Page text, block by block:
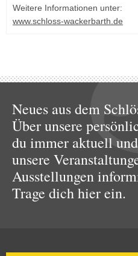
Weitere Informationen unter:
www.schloss-wackerbarth.de
Neues aus dem
Über unsere
du immer aktuell
unsere
Ausstellungen
Trage dich hier ein.